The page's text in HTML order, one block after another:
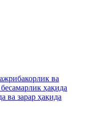
ва
ҳақида
ва зарар ҳақида